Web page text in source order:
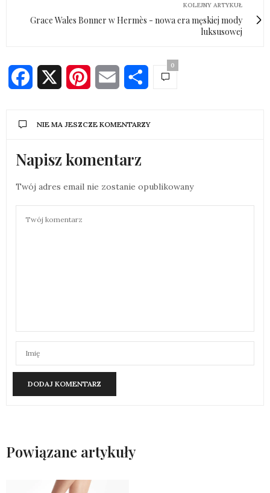
KOLEJNY ARTYKUŁ
Grace Wales Bonner w Hermès - nowa era męskiej mody
luksusowej
Facebook PinterestEmail Share
0
NIE MA JESZCZE KOMENTARZY
Napisz komentarz
Twój adres email nie zostanie opublikowany
Powiązane artykuły